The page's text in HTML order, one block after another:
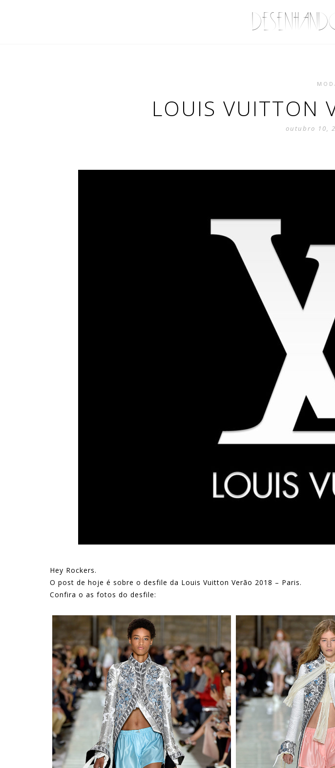
LOUIS VUITTON
outubro 10,
Hey Rockers.
O post de hoje é sobre o desfile da Louis Vuitton Verão 2018 – Paris.
Confira o as fotos do desfile: